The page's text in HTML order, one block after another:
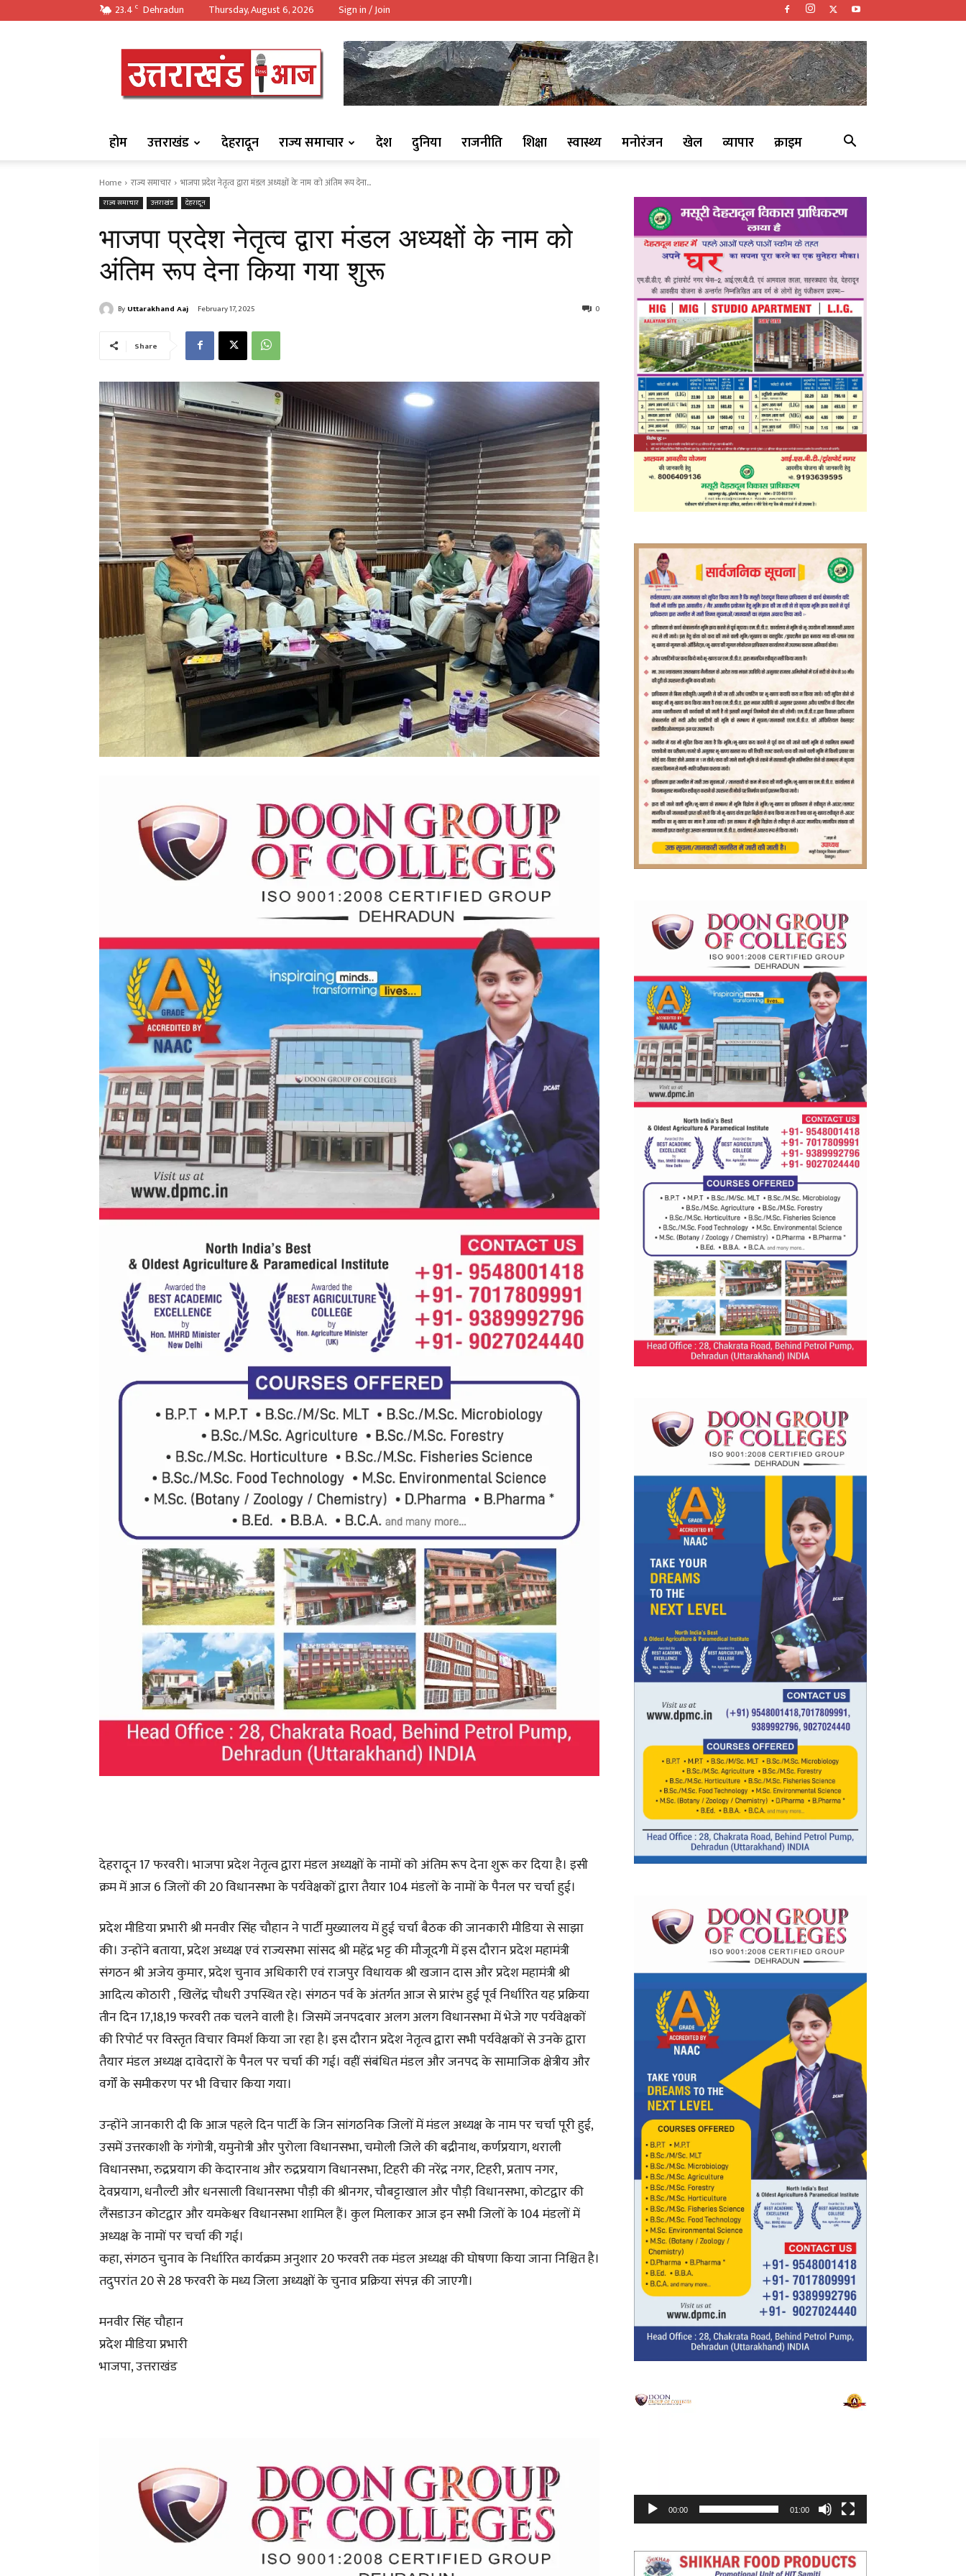
23.4 C Dehradun Thursday, August 6, 2026 Sign in / Join
https://uttarakhandaaj.com/
होम उत्तराखंड देहरादून राज्य समाचार देश दुनिया राजनीति शिक्षा स्वास्थ्य मनोरंजन खेल व्यापार क्राइम
Home राज्य समाचार भाजपा प्रदेश नेतृत्व द्वारा मंडल अध्यक्षों के नाम को अंतिम रूप देना...
राज्य समाचार उत्तराखंड देहरादून
भाजपा प्रदेश नेतृत्व द्वारा मंडल अध्यक्षों के नाम को
अंतिम रूप देना किया गया शुरू
By Uttarakhand Aaj February 17, 2025 0
Share
देहरादून 17 फरवरी। भाजपा प्रदेश नेतृत्व द्वारा मंडल अध्यक्षों के नामों को अंतिम रूप देना शुरू कर दिया है। इसी
क्रम में आज 6 जिलों की 20 विधानसभा के पर्यवेक्षकों द्वारा तैयार 104 मंडलों के नामों के पैनल पर चर्चा हुई।
प्रदेश मीडिया प्रभारी श्री मनवीर सिंह चौहान ने पार्टी मुख्यालय में हुई चर्चा बैठक की जानकारी मीडिया से साझा
की। उन्होंने बताया, प्रदेश अध्यक्ष एवं राज्यसभा सांसद श्री महेंद्र भट्ट की मौजूदगी में इस दौरान प्रदेश महामंत्री
संगठन श्री अजेय कुमार, प्रदेश चुनाव अधिकारी एवं राजपुर विधायक श्री खजान दास और प्रदेश महामंत्री श्री
आदित्य कोठारी , खिलेंद्र चौधरी उपस्थित रहे। संगठन पर्व के अंतर्गत आज से प्रारंभ हुई पूर्व निर्धारित यह प्रक्रिया
तीन दिन 17,18,19 फरवरी तक चलने वाली है। जिसमें जनपदवार अलग अलग विधानसभा में भेजे गए पर्यवेक्षकों
की रिपोर्ट पर विस्तृत विचार विमर्श किया जा रहा है। इस दौरान प्रदेश नेतृत्व द्वारा सभी पर्यवेक्षकों से उनके द्वारा
तैयार मंडल अध्यक्ष दावेदारों के पैनल पर चर्चा की गई। वहीं संबंधित मंडल और जनपद के सामाजिक क्षेत्रीय और
वर्गों के समीकरण पर भी विचार किया गया।
उन्होंने जानकारी दी कि आज पहले दिन पार्टी के जिन सांगठनिक जिलों में मंडल अध्यक्ष के नाम पर चर्चा पूरी हुई,
उसमें उत्तरकाशी के गंगोत्री, यमुनोत्री और पुरोला विधानसभा, चमोली जिले की बद्रीनाथ, कर्णप्रयाग, थराली
विधानसभा, रुद्रप्रयाग की केदारनाथ और रुद्रप्रयाग विधानसभा, टिहरी की नरेंद्र नगर, टिहरी, प्रताप नगर,
देवप्रयाग, धनौल्टी और धनसाली विधानसभा पौड़ी की श्रीनगर, चौबट्टाखाल और पौड़ी विधानसभा, कोटद्वार की
लैंसडाउन कोटद्वार और यमकेश्वर विधानसभा शामिल हैं। कुल मिलाकर आज इन सभी जिलों के 104 मंडलों में
अध्यक्ष के नामों पर चर्चा की गई।
कहा, संगठन चुनाव के निर्धारित कार्यक्रम अनुशार 20 फरवरी तक मंडल अध्यक्ष की घोषणा किया जाना निश्चित है।
तदुपरांत 20 से 28 फरवरी के मध्य जिला अध्यक्षों के चुनाव प्रक्रिया संपन्न की जाएगी।
मनवीर सिंह चौहान
प्रदेश मीडिया प्रभारी
भाजपा, उत्तराखंड
Video
00:00 01:00